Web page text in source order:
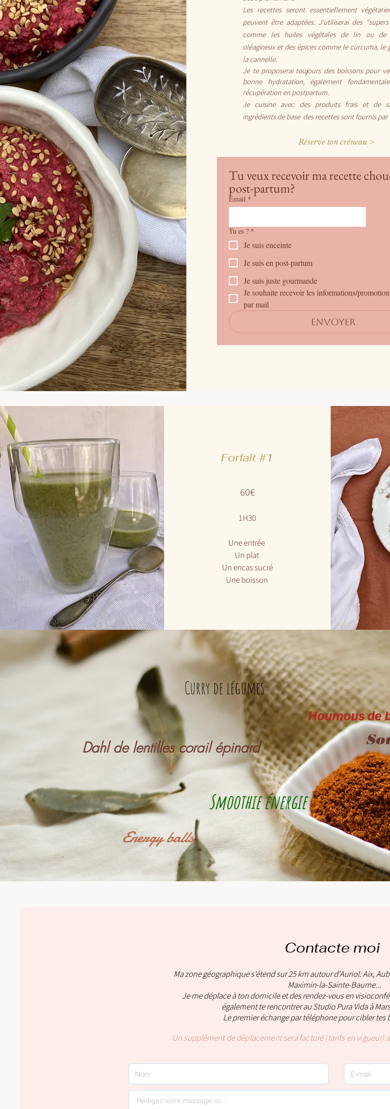
Les recettes seront essentiellement
peuvent être adaptées. J'utiliserai des
comme les huiles végétales de lin ou de
oléagineux et des épices comme le curcuma, le
la cannelle.
Je te proposerai toujours des boissons pour
bonne hydratation, également
récupération en postpartum.
Je cuisine avec des produits frais et de
ingrédients de base des recettes sont fournis
Réserve ton créneau >
Tu veux recevoir ma recette
post-partum?
Email *
Tu es ? *
Je suis enceinte
Je suis en post-partum
Je suis juste gourmande
Je souhaite recevoir les informations/
par mail
Envoyer
Forfait #1
60€
1H30
Une entrée
Un plat
Un encas sucré
Une boisson
Curry de légumes
Houmous de
Dahl de lentilles corail épinard
Smoothie énergie
Energy balls
Contacte moi
Ma zone géographique s'étend sur 25 km autour d'Auriol: Aix,
Maximin-la-Sainte-Baume...
Je me déplace à ton domicile et des rendez-vous en
également te rencontrer au Studio Pura Vida à
Le premier échange par téléphone pour cibler tes
Unsupplémentde déplacement sera facturé (tarifs en vigueur)